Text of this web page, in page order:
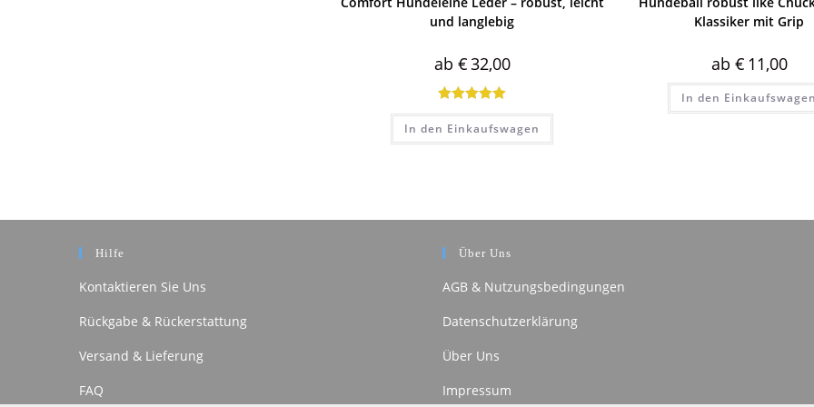
und langlebig
ab €32,00
Bewertet mit
5.00 von 5
In den Einkaufswagen
Klassiker mit Grip
ab € 11,00
In den Einkaufswagen
Hilfe
Kontaktieren Sie Uns
Rückgabe & Rückerstattung
Versand & Lieferung
FAQ
Über Uns
AGB & Nutzungsbedingungen
Datenschutzerklärung
Über Uns
Impressum